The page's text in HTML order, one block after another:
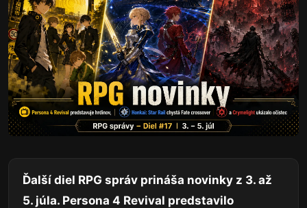
Ďalší diel RPG správ prináša novinky z 3. až
5. júla. Persona 4 Revival predstavilo